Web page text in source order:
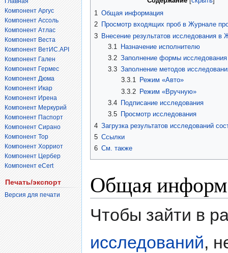
навигации
1 Общая информация
2 Просмотр входящих проб в Журнале
3 Внесение результатов исследования в
3.1
Назначение исполнителю
3.2 Заполнение формы исследования
3.3 Заполнение методов
3.3.1 Режим «Авто»
3.3.2 Режим «Вручную»
3.4
Подписание исследования
3.5
Просмотр исследования
4 Загрузка результатов исследований
5 Ссылки
6 См. также
Общая
Чтобы зайти в
исследований,
Компонент Аргус
Компонент Ассоль
Компонент Атлас
Компонент Веста
Компонент ВетИС.API
Компонент Гален
Компонент Гермес
Компонент Дюма
Компонент Икар
Компонент Ирена
Компонент Меркурий
Компонент Паспорт
Компонент Сирано
Компонент Тор
Компонент Хорриот
Компонент Цербер
Компонент eCert
Печать/экспорт
Версия для печати